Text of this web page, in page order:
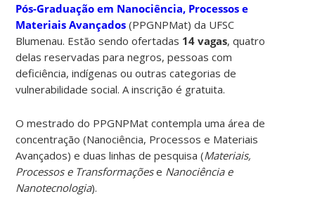
Pós-Graduação em Nanociência, Processos e
Materiais Avançados (PPGNPMat) da UFSC
Blumenau. Estão sendo ofertadas 14 vagas, quatro
delas reservadas para negros, pessoas com
deficiência, indígenas ou outras categorias de
vulnerabilidade social. A inscrição é gratuita.
O mestrado do PPGNPMat contempla uma área de
concentração (Nanociência, Processos e Materiais
Avançados) e duas linhas de pesquisa (Materiais,
Processos e Transformaçõese Nanociência e
Nanotecnologia).